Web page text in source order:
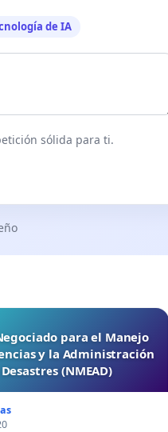
de IA
sólida para ti.
para el Manejo
y la Administración
(NMEAD)